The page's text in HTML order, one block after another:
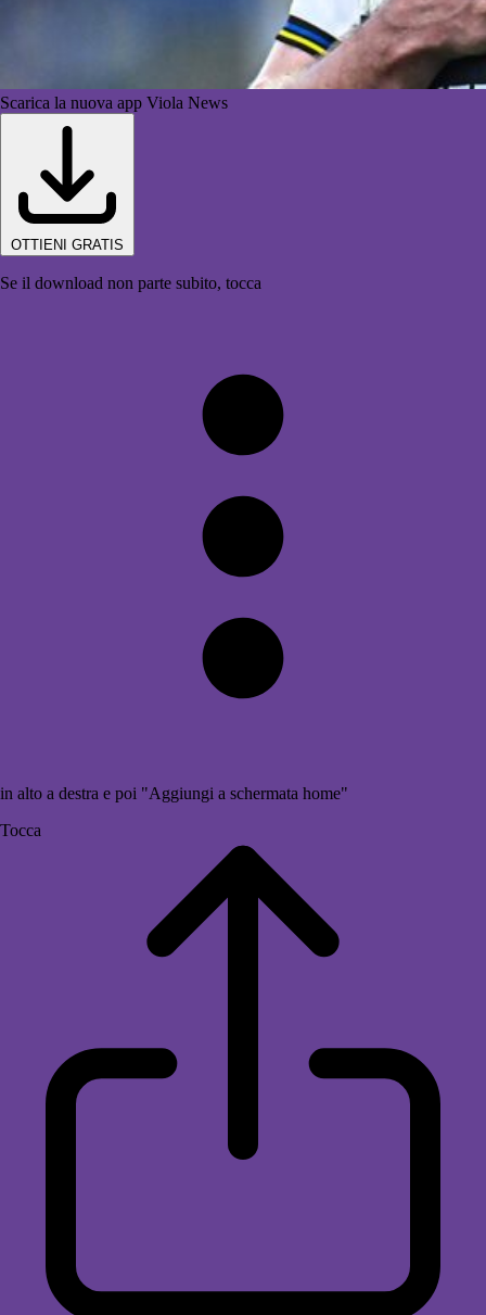
Scarica la nuova app Viola News
OTTIENI GRATIS
Se il download non parte subito, tocca
in alto a destra e poi "Aggiungi a schermata home"
Tocca